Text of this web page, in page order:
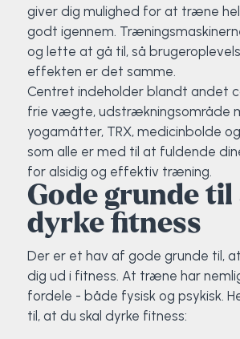
giver dig mulighed for at træne
godt igennem.
og lette at gå til, så
effekten er det samme.
Centret indeholder blandt andet
frie vægte, udstrækningsområde
yogamåtter, TRX, medicinbolde
som alle er med til at fuldende
for alsidig og effektiv træning.
Gode grunde til
dyrke fitness
Der er et hav af gode grunde til,
dig ud i fitness. At træne har
fordele - både fysisk og psykisk.
til, at du skal dyrke fitness:
Styrketræning
Surf
SUP
Svømning og Livredning
Tons og teambuilding
Vandsport
Volleyball
Yoga